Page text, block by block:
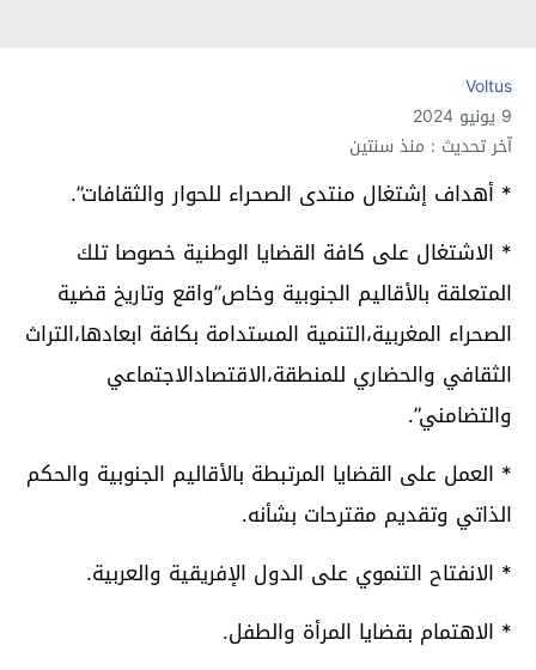
Voltus
9 يونيو 2024
آخر تحديث : منذ سنتين
* أهداف إشتغال منتدى الصحراء للحوار والثقافات”.
* الاشتغال على كافة القضايا الوطنية خصوصا تلك
المتعلقة بالأقاليم الجنوبية وخاص”واقع وتاريخ قضية
الصحراء المغربية،التنمية المستدامة بكافة ابعادها،التراث
الثقافي والحضاري للمنطقة،الاقتصادالاجتماعي
والتضامني”.
* العمل على القضايا المرتبطة بالأقاليم الجنوبية والحكم
الذاتي وتقديم مقترحات بشأنه.
* الانفتاح التنموي على الدول الإفريقية والعربية.
* الاهتمام بقضايا المرأة والطفل.